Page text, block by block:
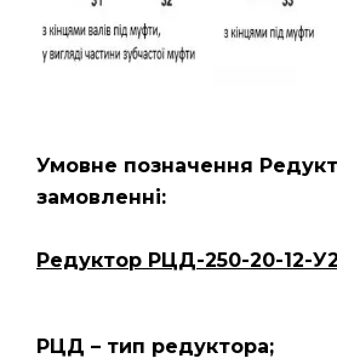
Умовне позначення
замовленні:
Редуктор РЦД-250-20-12-У2
РЦД – тип редуктора;